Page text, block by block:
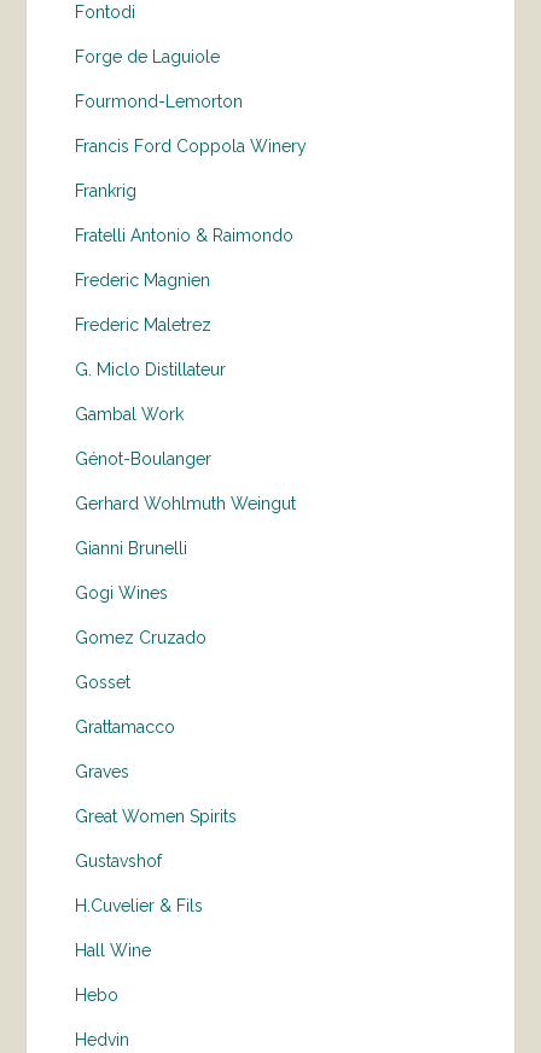
Fontodi
Forge de Laguiole
Fourmond-Lemorton
Francis Ford Coppola Winery
Frankrig
Fratelli Antonio & Raimondo
Frederic Magnien
Frederic Maletrez
G. Miclo Distillateur
Gambal Work
Génot-Boulanger
Gerhard Wohlmuth Weingut
Gianni Brunelli
Gogi Wines
Gomez Cruzado
Gosset
Grattamacco
Graves
Great Women Spirits
Gustavshof
H.Cuvelier & Fils
Hall Wine
Hebo
Hedvin